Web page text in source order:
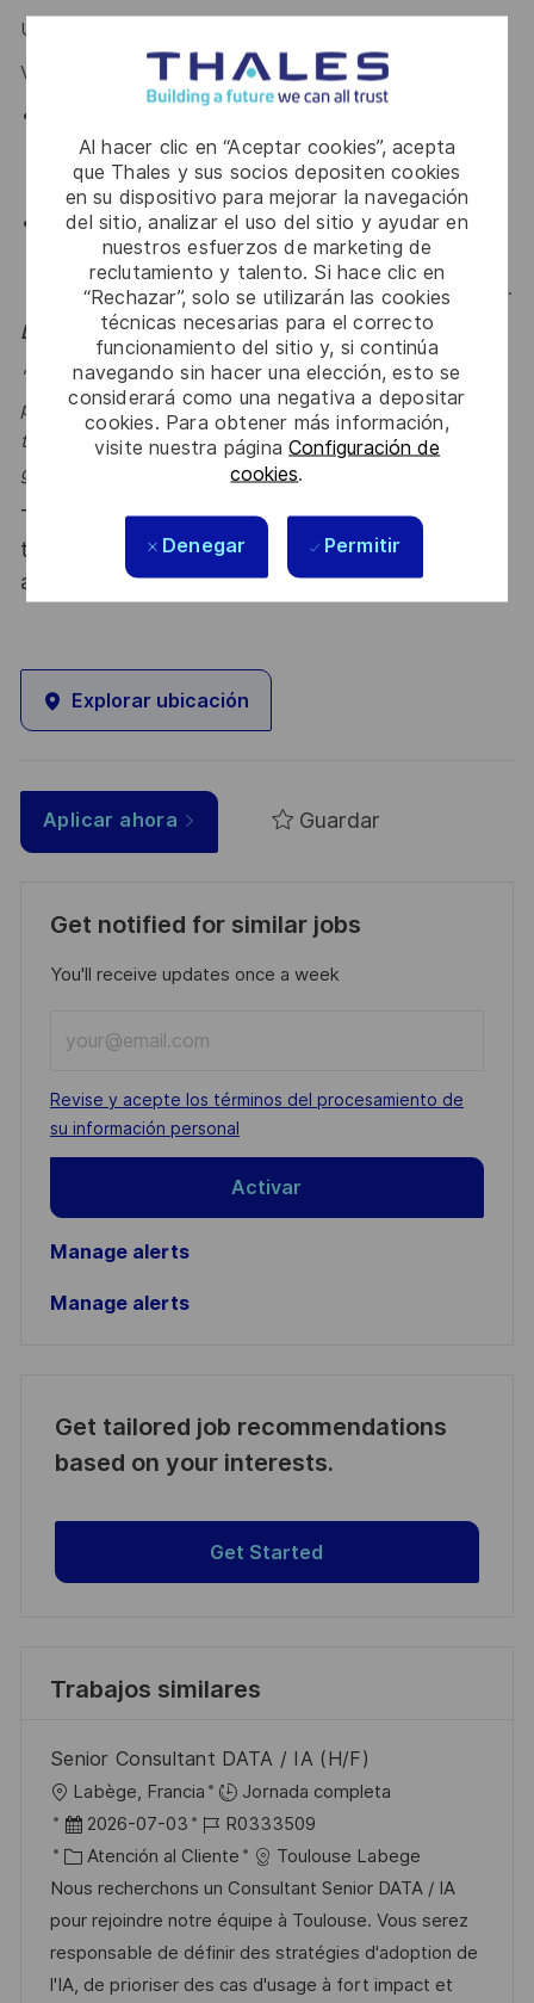
Al hacer clic en “Aceptar cookies”, acepta
que Thales y sus socios depositen cookies
en su dispositivo para mejorar la navegación
del sitio, analizar el uso del sitio y ayudar en
nuestros esfuerzos de marketing de
reclutamiento y talento. Si hace clic en
“Rechazar”, solo se utilizarán las cookies
técnicas necesarias para el correcto
funcionamiento del sitio y, si continúa
navegando sin hacer una elección, esto se
considerará como una negativa a depositar
cookies. Para obtener más información,
visite nuestra páginaConfiguración de
cookies.
Denegar Permitir
Une maîtrise de l'anglais est essentiel pour ce poste.
Vous avez :
les sujets IA, innovation et transformation des
organisations.
Esprit intrapreneurial et volonté de contribuer
activement au développement de l’entité (offres,
business development, animation interne, capitalisation).
Le mot de l'équipe
"Dans un monde où la donnée et l’IA redéfinissent la
performance, nous accompagnons nos clients pour
transformer leurs usages, structurer leurs fondations et
générer un impact mesurable et durable." Jean-Paul
Thales, entreprise Handi-Engagée, reconnait
tous les talents. La diversité est notre meilleur
atout. Postulez et rejoignez nous !
Explorar ubicación
Aplicar ahora Guardar
Get notified for similar jobs
You'll receive updates once a week
Email
address
(Required)
Required
Revise y acepte los términos del procesamiento de
su información personal
Activar
Manage alerts
Manage alerts
Get tailored job recommendations
based on your interests.
Get Started
Trabajos similares
Senior Consultant DATA / IA (H/F)
U
b
c
a
c
i
Labège, Francia
Jornada completa
F
e
c
h
a
d
2026-07-03
I
D
d
e
e
m
R0333509
C
a
t
e
g
Atención al Cliente
Toulouse Labege
Nous recherchons un Consultant Senior DATA / IA
pour rejoindre notre équipe à Toulouse. Vous serez
responsable de définir des stratégies d'adoption de
l'IA, de prioriser des cas d'usage à fort impact et